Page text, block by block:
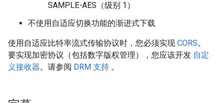
SAMPLE-AES（级别 1）
不使用自适应切换功能的渐进式下载
使用自适应比特率流式传输协议时，您必须实现 CORS。
要实现加密协议（包括数字版权管理），您应该开发 自定
义接收器。请参阅 DRM 支持 。